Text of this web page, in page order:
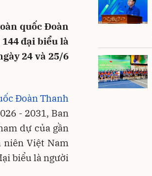
quốc Đoàn
đại biểu là
24 và 25/6
Đoàn Thanh
- 2031, Ban
dự của gần
Việt Nam
biểu là người
Hủy Gửi